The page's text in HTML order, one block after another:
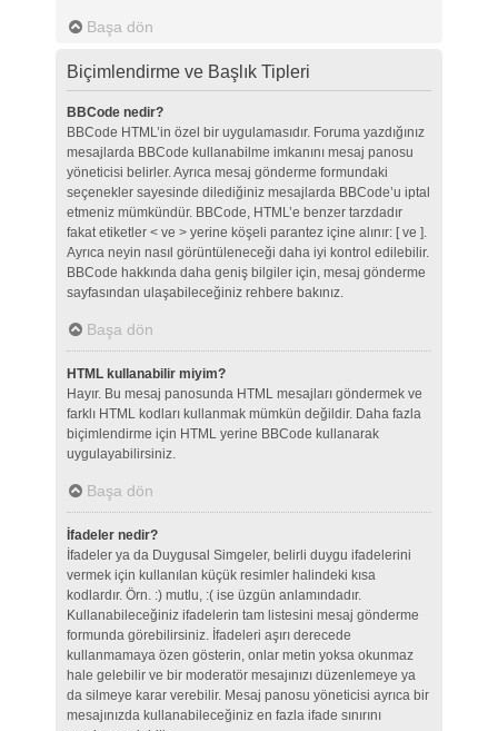
Başa dön
Biçimlendirme ve Başlık Tipleri
BBCode nedir?
BBCode HTML’in özel bir uygulamasıdır. Foruma yazdığınız
mesajlarda BBCode kullanabilme imkanını mesaj panosu
yöneticisi belirler. Ayrıca mesaj gönderme formundaki
seçenekler sayesinde dilediğiniz mesajlarda BBCode’u iptal
etmeniz mümkündür. BBCode, HTML’e benzer tarzdadır
fakat etiketler < ve > yerine köşeli parantez içine alınır: [ ve ].
Ayrıca neyin nasıl görüntüleneceği daha iyi kontrol edilebilir.
BBCode hakkında daha geniş bilgiler için, mesaj gönderme
sayfasından ulaşabileceğiniz rehbere bakınız.
Başa dön
HTML kullanabilir miyim?
Hayır. Bu mesaj panosunda HTML mesajları göndermek ve
farklı HTML kodları kullanmak mümkün değildir. Daha fazla
biçimlendirme için HTML yerine BBCode kullanarak
uygulayabilirsiniz.
Başa dön
İfadeler nedir?
İfadeler ya da Duygusal Simgeler, belirli duygu ifadelerini
vermek için kullanılan küçük resimler halindeki kısa
kodlardır. Örn. :) mutlu, :( ise üzgün anlamındadır.
Kullanabileceğiniz ifadelerin tam listesini mesaj gönderme
formunda görebilirsiniz. İfadeleri aşırı derecede
kullanmamaya özen gösterin, onlar metin yoksa okunmaz
hale gelebilir ve bir moderatör mesajınızı düzenlemeye ya
da silmeye karar verebilir. Mesaj panosu yöneticisi ayrıca bir
mesajınızda kullanabileceğiniz en fazla ifade sınırını